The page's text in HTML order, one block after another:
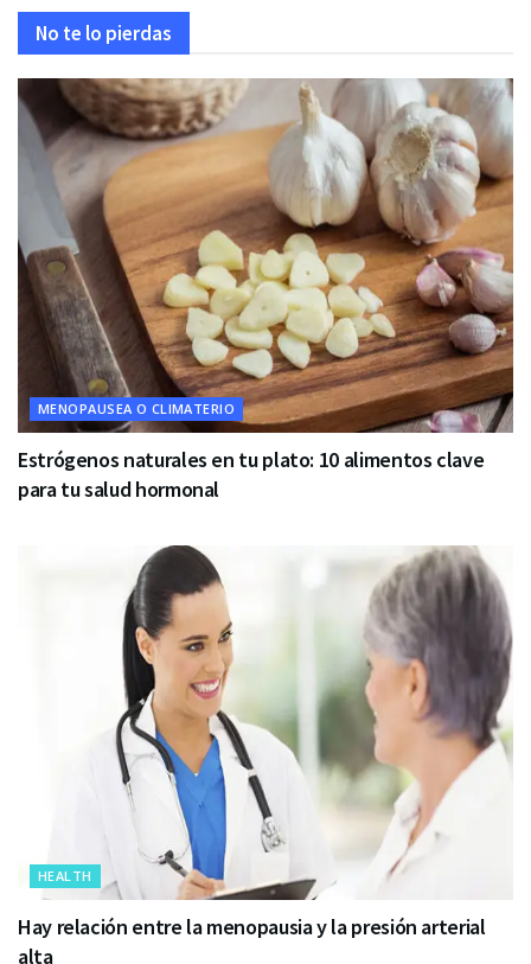
No te lo pierdas
MENOPAUSEA O CLIMATERIO
Estrógenos naturales en tu plato: 10 alimentos clave
para tu salud hormonal
HEALTH
Hay relación entre la menopausia y la presión arterial
alta